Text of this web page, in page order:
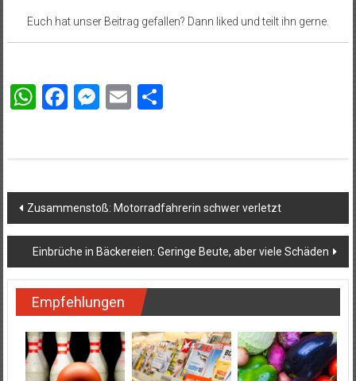
Euch hat unser Beitrag gefallen? Dann liked und teilt ihn gerne.
WhatsApp
Facebook
Messenger
EmailTeilen
Beitragsnavigation
Zusammenstoß: Motorradfahrerin schwer verletzt
Einbrüche in Bäckereien: Geringe Beute, aber viele Schäden
Empfehlungen